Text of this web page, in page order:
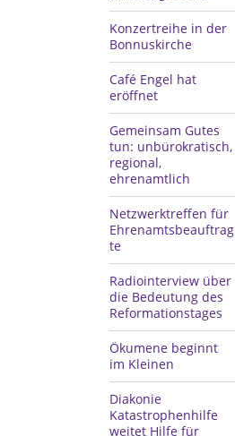
Konzertreihe in der
Bonnuskirche
Café Engel hat
eröffnet
Gemeinsam Gutes
tun: unbürokratisch,
regional,
ehrenamtlich
Netzwerktreffen für
Ehrenamtsbeauftrag
te
Radiointerview über
die Bedeutung des
Reformationstages
Ökumene beginnt
im Kleinen
Diakonie
Katastrophenhilfe
weitet Hilfe für